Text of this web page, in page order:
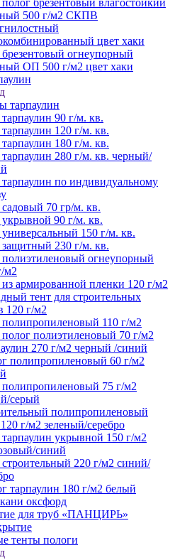
полог брезентовый влагостойкий
500 г/м2 СКПВ
цвет хаки
брезентовый огнеупорный
ОП 500 г/м2 цвет хаки
тарпаулин
90 г/м. кв.
120 г/м. кв.
180 г/м. кв.
тарпаулин 280 г/м. кв. черный/
тарпаулин по индивидуальному
садовый 70 гр/м. кв.
укрывной 90 г/м. кв.
универсальный 150 г/м. кв.
защитный 230 г/м. кв.
полиэтиленовый огнеупорный
м2
из армированной пленки 120 г/м2
тент для строительных
120 г/м2
полипропиленовый 110 г/м2
полог полиэтиленовый 70 г/м2
270 г/м2 черный /синий
полипропиленовый 60 г/м2
полипропиленовый 75 г/м2
серый
полипропиленовый
г/м2 зеленый/серебро
тарпаулин укрывной 150 г/м2
синий
строительный 220 г/м2 синий/
тарпаулин 180 г/м2 белый
оксфорд
для труб «ПАНЦИРЬ»
тенты пологи